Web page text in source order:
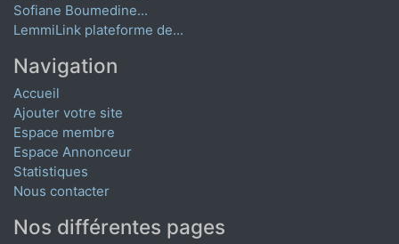
Sofiane Boumedine...
LemmiLink plateforme de...
Navigation
Accueil
Ajouter votre site
Espace membre
Espace Annonceur
Statistiques
Nous contacter
Nos différentes pages